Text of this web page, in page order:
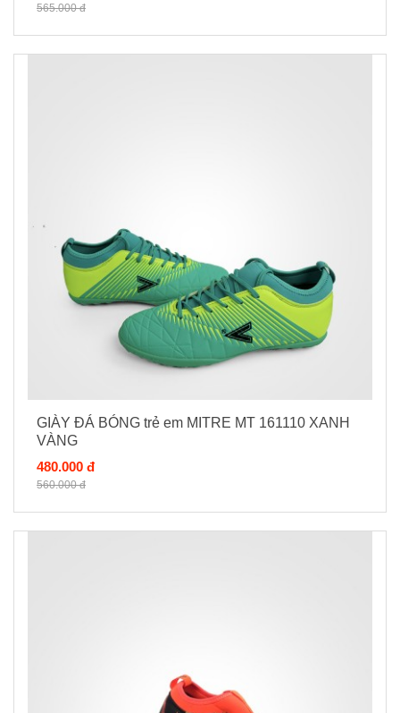
565.000 đ
GIÀY ĐÁ BÓNG trẻ em MITRE MT 161110 XANH
VÀNG
480.000 đ
560.000 đ